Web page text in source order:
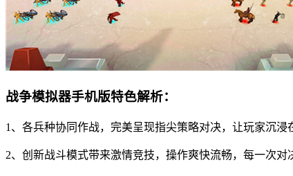
战争模拟器手机版特色解析：
1、各兵种协同作战，完美呈现指尖策略对决，让玩家沉浸
2、创新战斗模式带来激情竞技，操作爽快流畅，每一次对